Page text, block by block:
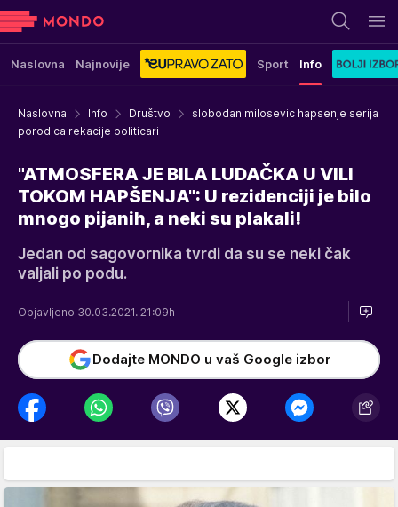
Naslovna Najnovije Sport Info
Naslovna Info Društvo
slobodan milosevic hapsenje serija
porodica rekacije politicari
"ATMOSFERA JE BILA LUDAČKA U VILI
TOKOM HAPŠENJA": U rezidenciji je bilo
mnogo pijanih, a neki su plakali!
Jedan od sagovornika tvrdi da su se neki čak
valjali po podu.
Objavljeno 30.03.2021. 21:09h
Dodajte MONDO u vaš Google izbor